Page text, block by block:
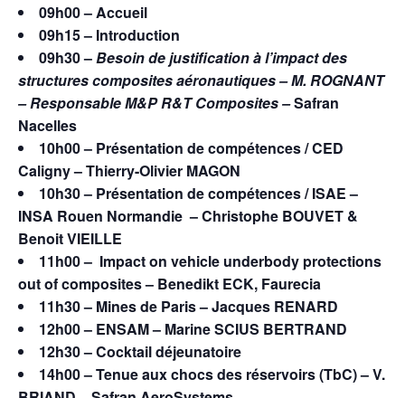
09h00 – Accueil
09h15 – Introduction
09h30 – Besoin de justification à l’impact des
structures composites aéronautiques – M. ROGNANT
– Responsable M&P R&T Composites –Safran
Nacelles
10h00 – Présentation de compétences / CED
Caligny – Thierry-Olivier MAGON
10h30 – Présentation de compétences / ISAE –
INSA Rouen Normandie – Christophe BOUVET &
Benoit VIEILLE
11h00 – Impact on vehicle underbody protections
out of composites – Benedikt ECK, Faurecia
11h30 – Mines de Paris – Jacques RENARD
12h00 – ENSAM – Marine SCIUS BERTRAND
12h30 – Cocktail déjeunatoire
14h00 – Tenue aux chocs des réservoirs (TbC) – V.